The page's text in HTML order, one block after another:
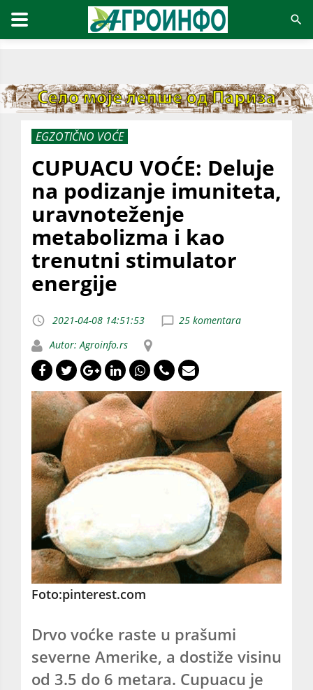
EGZOTIČNO VOĆE
CUPUACU VOĆE: Deluje
na podizanje imuniteta,
uravnoteženje
metabolizma i kao
trenutni stimulator
energije
2021-04-08 14:51:53
25 komentara
Autor: Agroinfo.rs
Foto:pinterest.com
Drvo voćke raste u prašumi
severne Amerike, a dostiže visinu
od 3.5 do 6 metara. Cupuacu je